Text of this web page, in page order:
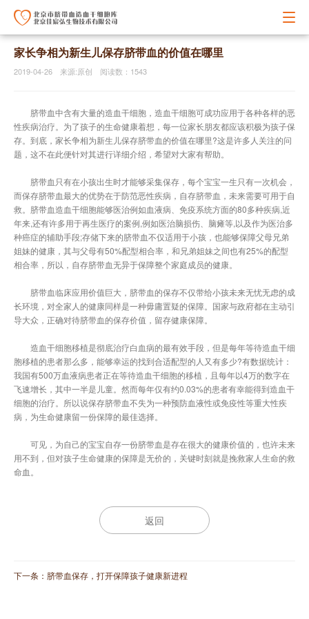
家长争相为新生儿保存脐带血的价值在哪里
2019-04-26 来源:原创 阅读数：1543
脐带血中含有大量的造血干细胞，造血干细胞可成功应用于各种各样的恶
性疾病治疗。为了孩子的生命健康着想，每一位家长朋友都应该积极为孩子保
存。到底，家长争相为新生儿保存脐带血的价值在哪里?这是许多人关注的问
题，这不在此便针对其进行详细介绍，希望对大家有帮助。
脐带血只有在小孩出生时才能够采集保存，每个宝宝一生只有一次机会，
而保存脐带血最大的优势在于防范恶性疾病，自存脐带血，未来需要可用于自
救。脐带血造血干细胞能够医治例如血液病、免疫系统方面的80多种疾病,近
年来,还有许多用于再生医疗的案例,例如医治脑损伤、脑瘫等,以及作为医治多
种癌症的辅助手段;存储下来的脐带血不仅适用于小孩，也能够保障父母兄弟
姐妹的健康，其与父母有50%配型相合率，和兄弟姐妹之间也有25%的配型
相合率，所以，自存脐带血无异于保障整个家庭成员的健康。
脐带血临床应用价值巨大，脐带血的保存不仅带给小孩未来无忧无虑的成
长环境，对全家人的健康同样是一种毋庸置疑的保障。国家与政府都在主动引
导大众，正确对待脐带血的保存价值，留存健康保障。
造血干细胞移植是彻底治疗白血病的最有效手段，但是每年等待造血干细
胞移植的患者那么多，能够幸运的找到合适配型的人又有多少?有数据统计：
我国有500万血液病患者正在等待造血干细胞的移植，且每年以4万的数字在
飞速增长，其中一半是儿童。然而每年仅有约0.03%的患者有幸能得到造血干
细胞的治疗。所以说保存脐带血不失为一种预防血液性或免疫性等重大性疾
病，为生命健康留一份保障的最佳选择。
可见，为自己的宝宝自存一份脐带血是存在很大的健康价值的，也许未来
用不到，但对孩子生命健康的保障是无价的，关键时刻就是挽救家人生命的救
命血。
返回
下一条： 脐带血保存，打开保障孩子健康新进程